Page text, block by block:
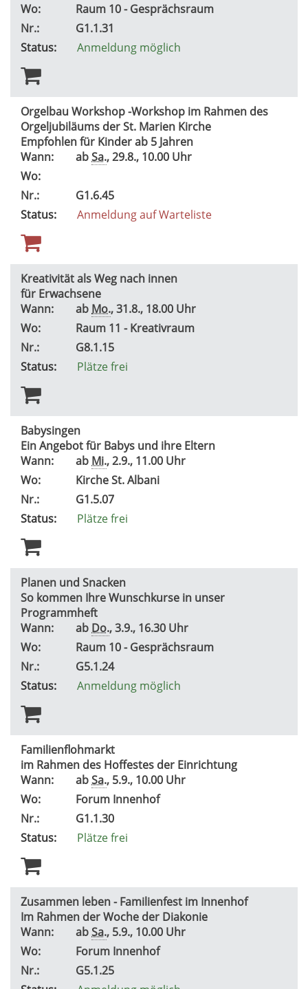
Wo:
Raum 10 - Gesprächsraum
Nr.:
G1.1.31
Status:
Anmeldung möglich
Orgelbau Workshop -Workshop im Rahmen des
Orgeljubiläums der St. Marien Kirche
Empfohlen für Kinder ab 5 Jahren
Wann:
abSa., 29.8., 10.00 Uhr
Wo:
Nr.:
G1.6.45
Status:
Anmeldung auf Warteliste
Kreativität als Weg nach innen
für Erwachsene
Wann:
ab Mo., 31.8., 18.00 Uhr
Wo:
Raum 11 - Kreativraum
Nr.:
G8.1.15
Status:
Plätze frei
Babysingen
Ein Angebot für Babys und ihre Eltern
Wann:
ab Mi., 2.9., 11.00 Uhr
Wo:
Kirche St. Albani
Nr.:
G1.5.07
Status:
Plätze frei
Planen und Snacken
So kommen Ihre Wunschkurse in unser
Programmheft
Wann:
ab Do., 3.9., 16.30 Uhr
Wo:
Raum 10 - Gesprächsraum
Nr.:
G5.1.24
Status:
Anmeldung möglich
Familienflohmarkt
im Rahmen des Hoffestes der Einrichtung
Wann:
abSa., 5.9., 10.00 Uhr
Wo:
Forum Innenhof
Nr.:
G1.1.30
Status:
Plätze frei
Zusammen leben - Familienfest im Innenhof
Im Rahmen der Woche der Diakonie
Wann:
abSa., 5.9., 10.00 Uhr
Wo:
Forum Innenhof
Nr.:
G5.1.25